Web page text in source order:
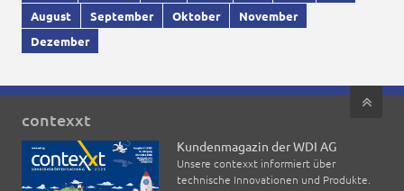
August
September Oktober
November
Dezember
contexxt
Kundenmagazin der WDI AG
Unsere contexxt informiert über
technische Innovationen und Produkte.